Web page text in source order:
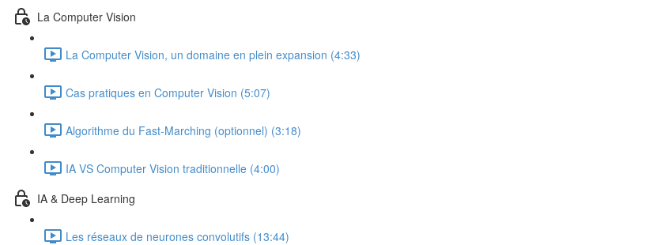
La Computer Vision
La Computer Vision, un domaine en plein expansion (4:33)
Cas pratiques en Computer Vision (5:07)
Algorithme du Fast-Marching (optionnel) (3:18)
IA VS Computer Vision traditionnelle (4:00)
IA & Deep Learning
Les réseaux de neurones convolutifs (13:44)